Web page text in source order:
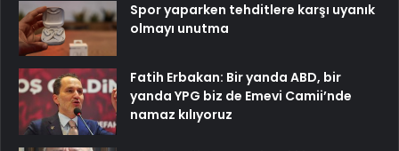
Spor yaparken tehditlere karşı uyanık
olmayı unutma
Fatih Erbakan: Bir yanda ABD, bir
yanda YPG biz de Emevi Camii’nde
namaz kılıyoruz